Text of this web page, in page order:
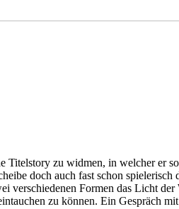
zu widmen, in welcher er
doch auch fast schon
verschiedenen Formen das Licht
zu können. Ein Gespräch